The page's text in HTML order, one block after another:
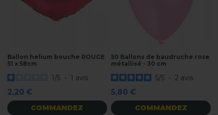
Ballon helium bouche ROUGE
51 x 58cm
1 /5 - 1 avis
2,20 €
COMMANDEZ
50 Ballons de baudruche rose
métallisé - 30 cm
5/5 - 2 avis
5,80 €
COMMANDEZ